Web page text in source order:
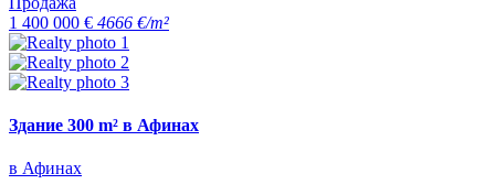
1 400 000 € 4666 €/m²
Здание 300 m² в Афинах
в Афинах